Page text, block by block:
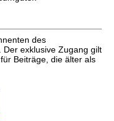
des
Der exklusive Zugang gilt
Beiträge, die älter als